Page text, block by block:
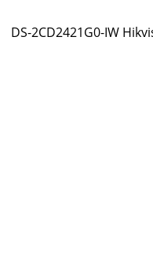
DS-2CD2421G0-IW